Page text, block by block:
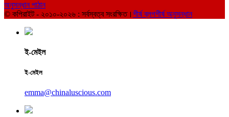
অনুসন্ধান পাঠান
© কপিরাইট - ২০১০-২০২৬ : সর্বস্বত্ব সংরক্ষিত। শীর্ষ ব্লগশীর্ষ অনুসন্ধান
ই-মেইল
ই-মেইল
emma@chinaluscious.com